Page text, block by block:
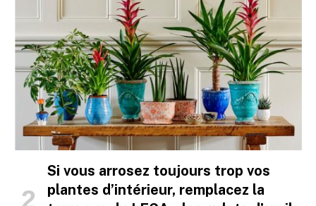
Si vous arrosez toujours trop vos
plantes d’intérieur, remplacez la